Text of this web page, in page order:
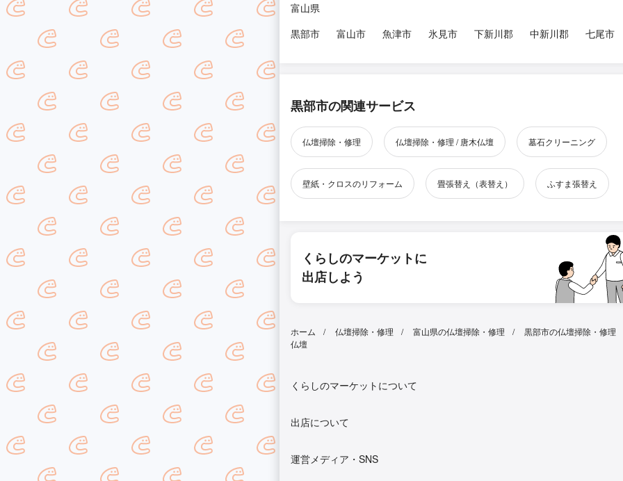
富山県
黒部市
富山市 魚津市 氷見市 下新川郡 中新川郡 七尾市
黒部市の関連サービス
仏壇掃除・修理 仏壇掃除・修理 / 唐木仏壇 墓石クリーニング
壁紙・クロスのリフォーム 畳張替え（表替え） ふすま張替え
くらしのマーケットに
出店しよう
ホーム 仏壇掃除・修理 富山県の仏壇掃除・修理
黒部市の仏壇掃除・修理
仏壇
くらしのマーケットについて
出店について
運営メディア・SNS